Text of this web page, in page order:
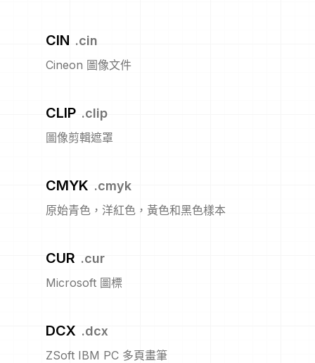
CIN .cin
Cineon 圖像文件
CLIP .clip
圖像剪輯遮罩
CMYK .cmyk
原始青色，洋紅色，黃色和黑色樣本
CUR .cur
Microsoft 圖標
DCX .dcx
ZSoft IBM PC 多頁畫筆